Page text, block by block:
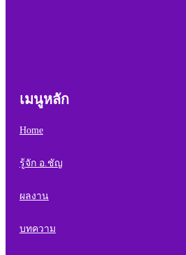
เมนูหลัก
Home
รู้จัก อ.ชัญ
ผลงาน
บทความ